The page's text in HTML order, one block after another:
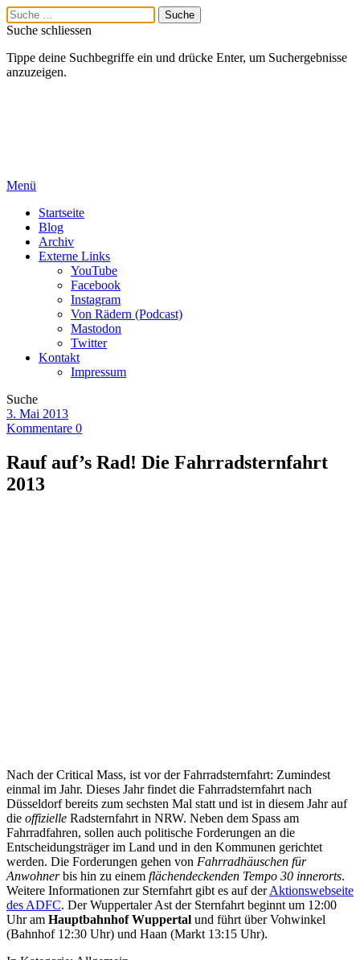
Suche schliessen
Tippe deine Suchbegriffe ein und drücke Enter, um Suchergebnisse
anzuzeigen.
Menü
Startseite
Blog
Archiv
Externe Links
YouTube
Facebook
Instagram
Von Rädern (Podcast)
Mastodon
Twitter
Kontakt
Impressum
Suche
3. Mai 2013
Kommentare 0
Rauf auf’s Rad! Die Fahrradsternfahrt
2013
Nach der Critical Mass, ist vor der Fahrradsternfahrt: Zumindest
einmal im Jahr. Dieses Jahr findet die Fahrradsternfahrt nach
Düsseldorf bereits zum sechsten Mal statt und ist in diesem Jahr auf
die offizielle Radsternfahrt in NRW. Neben dem Spass am
Fahrradfahren, sollen auch politische Forderungen an die
Entscheidungsträger im Land und in den Kommunen gerichtet
werden. Die Forderungen gehen von Fahrradhäuschen für
Anwohnerbis hin zu einem flächendeckenden Tempo 30 innerorts.
Weitere Informationen zur Sternfahrt gibt es auf derAktionswebseite
des ADFC. Der Wuppertaler Ast der Sternfahrt beginnt um 12:00
Uhr am Hauptbahnhof Wuppertal und führt über Vohwinkel
(Bahnhof 12:30 Uhr) und Haan (Markt 13:15 Uhr).